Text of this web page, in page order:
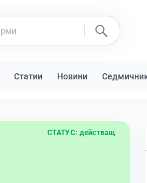
Статии Новини
СТАТУС: действащ